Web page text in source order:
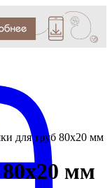
для труб 80x20 мм
мм